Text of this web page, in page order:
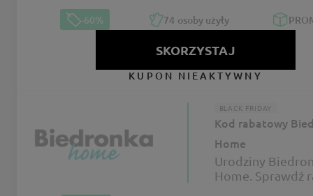
-60% 74 osoby użyły
SKORZYSTAJ
KUPON NIEAKTYWNY
BLACK FRIDAY
Kod rabatowy
Home
Urodziny
Home. Sprawdź